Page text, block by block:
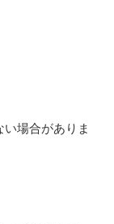
場合がありま